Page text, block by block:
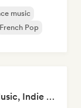
music
French Pop
Pop Machine Mode 🤖 AI Music, Indie Pop & Dream Pop